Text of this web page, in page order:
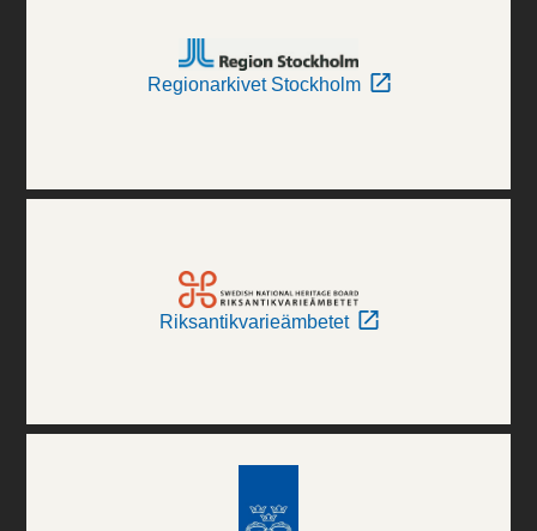
Regionarkivet Stockholm
Riksantikvarieämbetet